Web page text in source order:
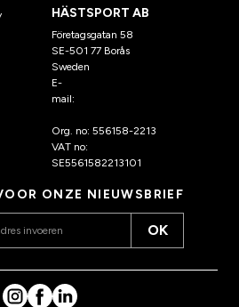
HÄSTSPORT AB
Företagsgatan 58
SE-501 77 Borås
Sweden
E-
mail:
Org. no: 556158-2213
VAT no:
SE5561582213101
ONZE NIEUWSBRIEF
OK